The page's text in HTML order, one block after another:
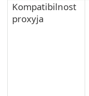
Kompatibilnost
proxyja